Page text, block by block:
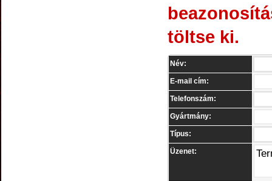
töltse ki.
Név:
E-mail cím:
Telefonszám:
Gyártmány:
Típus:
Üzenet: